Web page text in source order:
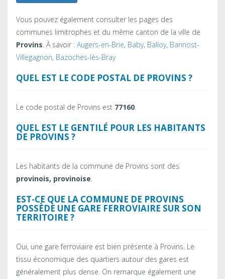
Vous pouvez également consulter les pages des
communes limitrophes et du même canton de la ville de
Provins. À savoir : Augers-en-Brie, Baby, Balloy, Bannost-
Villegagnon, Bazoches-lès-Bray
QUEL EST LE CODE POSTAL DE PROVINS ?
Le code postal de Provins est 77160.
QUEL EST LE GENTILÉ POUR LES HABITANTS
DE PROVINS ?
Les habitants de la commune de Provins sont des
provinois, provinoise.
EST-CE QUE LA COMMUNE DE PROVINS
POSSÈDE UNE GARE FERROVIAIRE SUR SON
TERRITOIRE ?
Oui, une gare ferroviaire est bien présente à Provins. Le
tissu économique des quartiers autour des gares est
généralement plus dense. On remarque également une